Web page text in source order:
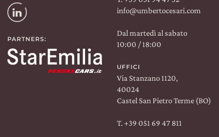
Linkedin
PARTNERS:
info@umbertocesari.com
Dal martedì al sabato
10:00 / 18:00
UFFICI
Via Stanzano 1120,
40024
Castel San Pietro Terme (BO)
T. +39 051 69 47 811